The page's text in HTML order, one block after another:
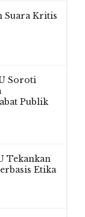
Suara Kritis
Soroti
Publik
Tekankan
Etika